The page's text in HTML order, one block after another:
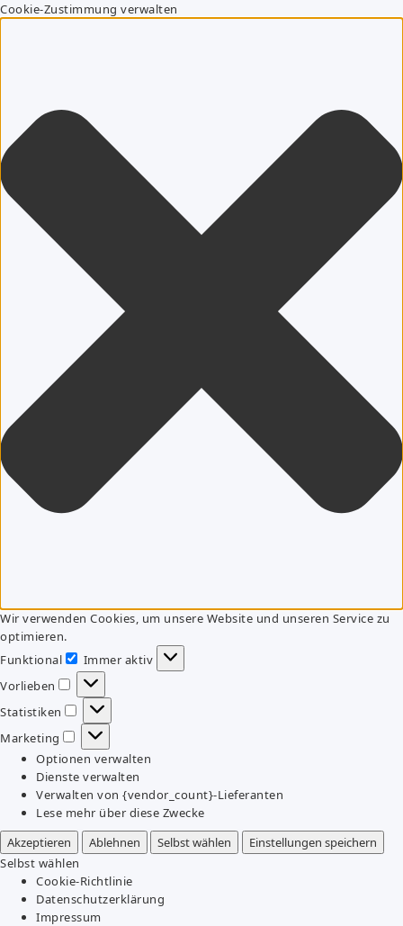
Cookie-Zustimmung verwalten
Wir verwenden Cookies, um unsere Website und unseren Service zu
optimieren.
Funktional
Funktional
Immer aktiv
Vorlieben
Vorlieben
Statistiken
Statistiken
Marketing
Marketing
Optionen verwalten
Dienste verwalten
Verwalten von {vendor_count}-Lieferanten
Lese mehr über diese Zwecke
Akzeptieren
Ablehnen Selbst wählen
Einstellungen speichern
Selbst wählen
Cookie-Richtlinie
Datenschutzerklärung
Impressum